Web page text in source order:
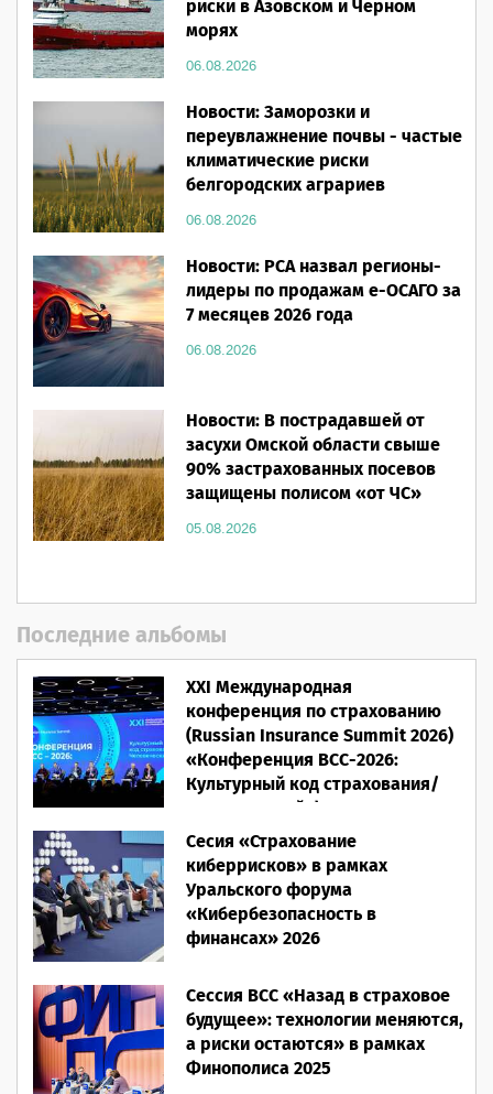
риски в Азовском и Черном
морях
06.08.2026
Новости: Заморозки и
переувлажнение почвы - частые
климатические риски
белгородских аграриев
06.08.2026
Новости: РСА назвал регионы-
лидеры по продажам е-ОСАГО за
7 месяцев 2026 года
06.08.2026
Новости: В пострадавшей от
засухи Омской области свыше
90% застрахованных посевов
защищены полисом «от ЧС»
05.08.2026
Последние альбомы
XXI Международная
конференция по страхованию
(Russian Insurance Summit 2026)
«Конференция ВСС-2026:
Культурный код страхования/
Человеческий фактор»
28.05.2026
Сесия «Страхование
киберрисков» в рамках
Уральского форума
«Кибербезопасность в
финансах» 2026
Сессия ВСС «Назад в страховое
будущее»: технологии меняются,
а риски остаются» в рамках
Финополиса 2025